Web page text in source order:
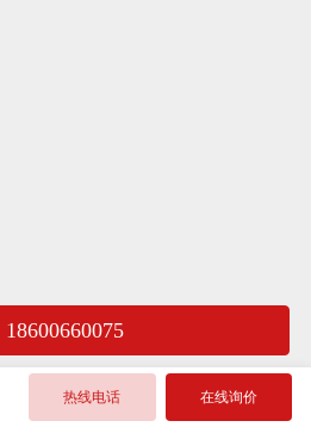
18600660075
热线电话 在线询价